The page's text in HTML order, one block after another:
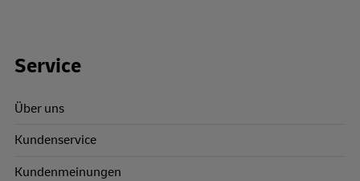
Footer Links
Service
Über uns
Kundenservice
Kundenmeinungen